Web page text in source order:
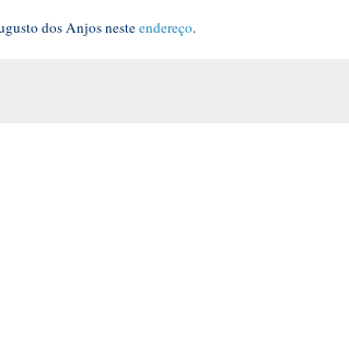
dos Anjos nesteendereço.